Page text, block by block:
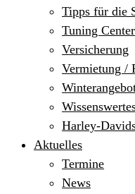
Tipps für die
Tuning Center
Versicherung
Vermietung /
Harley-
Aktuelles
Termine
News